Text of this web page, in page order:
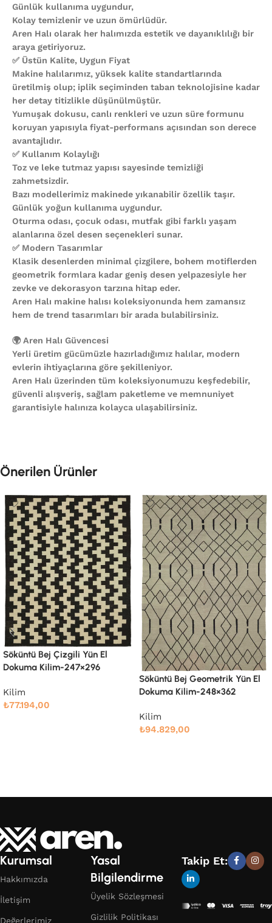
Günlük kullanıma uygundur,
Kolay temizlenir ve uzun ömürlüdür.
Aren Halı olarak her halımızda estetik ve dayanıklılığı bir
araya getiriyoruz.
✅ Üstün Kalite, Uygun Fiyat
Makine halılarımız, yüksek kalite standartlarında
üretilmiş olup; iplik seçiminden taban teknolojisine kadar
her detay titizlikle düşünülmüştür.
Yumuşak dokusu, canlı renkleri ve uzun süre formunu
koruyan yapısıyla fiyat-performans açısından son derece
avantajlıdır.
✅ Kullanım Kolaylığı
Toz ve leke tutmaz yapısı sayesinde temizliği
zahmetsizdir.
Bazı modellerimiz makinede yıkanabilir özellik taşır.
Günlük yoğun kullanıma uygundur.
Oturma odası, çocuk odası, mutfak gibi farklı yaşam
alanlarına özel desen seçenekleri sunar.
✅ Modern Tasarımlar
Klasik desenlerden minimal çizgilere, bohem motiflerden
geometrik formlara kadar geniş desen yelpazesiyle her
zevke ve dekorasyon tarzına hitap eder.
Aren Halı makine halısı koleksiyonunda hem zamansız
hem de trend tasarımları bir arada bulabilirsiniz.
🌍 Aren Halı Güvencesi
Yerli üretim gücümüzle hazırladığımız halılar, modern
evlerin ihtiyaçlarına göre şekilleniyor.
Aren Halı üzerinden tüm koleksiyonumuzu keşfedebilir,
güvenli alışveriş, sağlam paketleme ve memnuniyet
garantisiyle halınıza kolayca ulaşabilirsiniz.
Önerilen Ürünler
Dokuma Kilim-248×362
Söküntü Bej Geometrik Yün El
Dokuma Kilim-316×386
Kilim
Devamını oku
Kurumsal
Hakkımızda
İletişim
Değerlerimiz
Yasal
Bilgilendirme
Üyelik Sözleşmesi
Gizlilik Politikası
Takip Et: